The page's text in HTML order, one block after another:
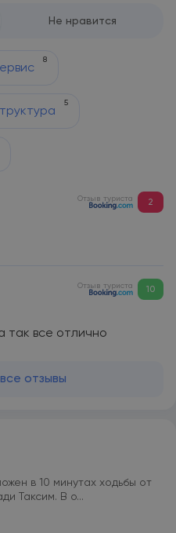
Не нравится
8
5
Отзыв туриста 2
Отзыв туриста 10
так все отлично
отзывы
в 10 минутах ходьбы от
Таксим. В о...